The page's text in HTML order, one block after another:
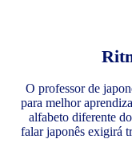
O professor de
para melhor
alfabeto diferente
falar japonês exigirá